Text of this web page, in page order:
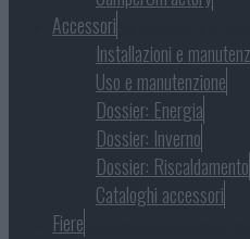
Accessori
Installazioni e
Uso e manutenzione
Dossier: Energia
Dossier: Inverno
Dossier: Riscaldamento
Cataloghi accessori
Fiere